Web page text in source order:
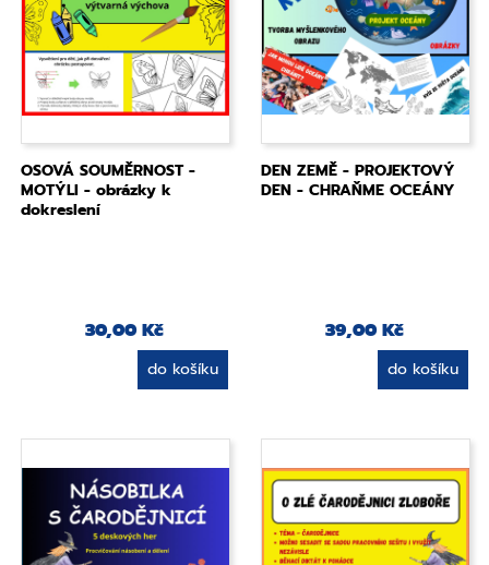
OSOVÁ SOUMĚRNOST -
MOTÝLI - obrázky k
dokreslení
30,00 Kč
do košíku
DEN ZEMĚ - PROJEKTOVÝ
DEN - CHRAŇME OCEÁNY
39,00 Kč
do košíku